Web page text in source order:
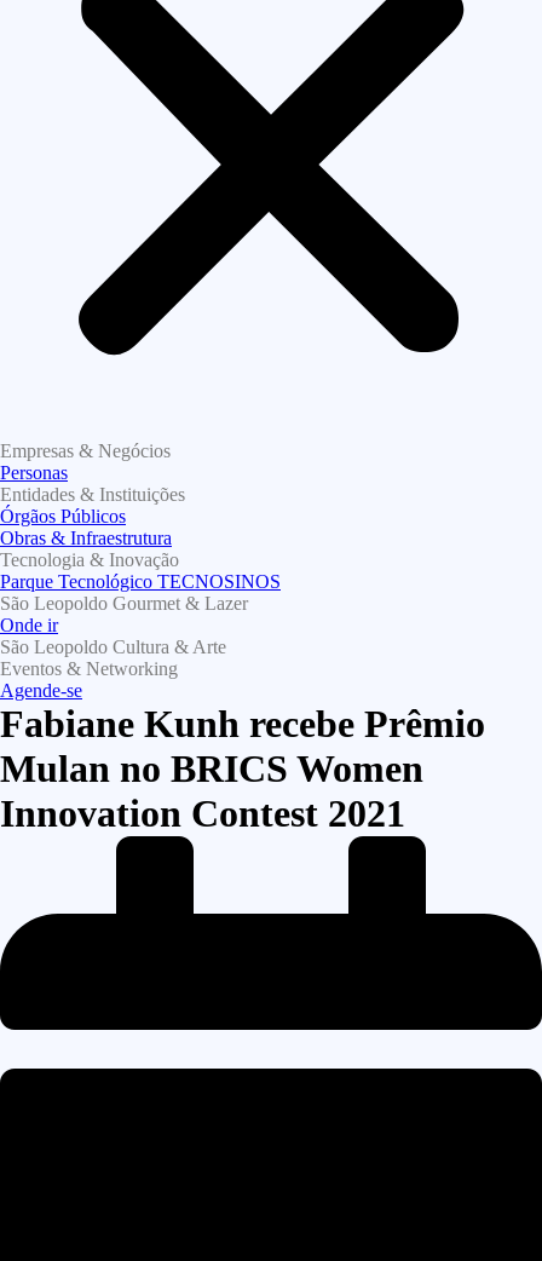
Empresas & Negócios
Personas
Entidades & Instituições
Órgãos Públicos
Obras & Infraestrutura
Tecnologia & Inovação
Parque Tecnológico TECNOSINOS
São Leopoldo Gourmet & Lazer
Onde ir
São Leopoldo Cultura & Arte
Eventos & Networking
Agende-se
Fabiane Kunh recebe Prêmio
Mulan no BRICS Women
Innovation Contest 2021